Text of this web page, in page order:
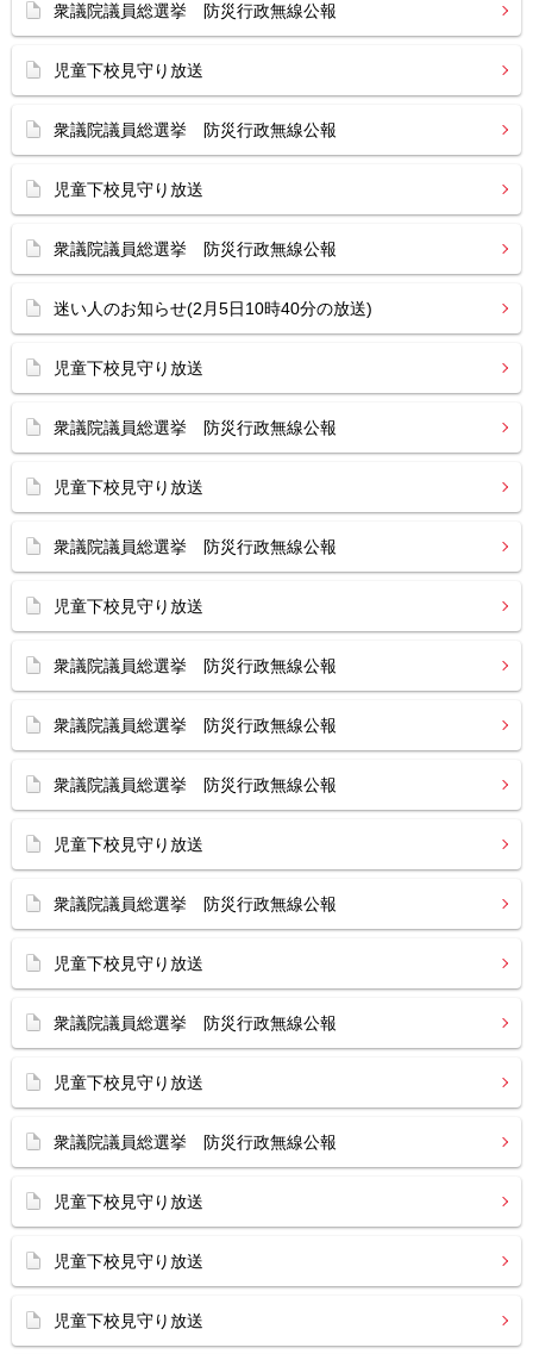
衆議院議員総選挙 防災行政無線公報
児童下校見守り放送
衆議院議員総選挙 防災行政無線公報
児童下校見守り放送
衆議院議員総選挙 防災行政無線公報
迷い人のお知らせ(2月5日10時40分の放送)
児童下校見守り放送
衆議院議員総選挙 防災行政無線公報
児童下校見守り放送
衆議院議員総選挙 防災行政無線公報
児童下校見守り放送
衆議院議員総選挙 防災行政無線公報
衆議院議員総選挙 防災行政無線公報
衆議院議員総選挙 防災行政無線公報
児童下校見守り放送
衆議院議員総選挙 防災行政無線公報
児童下校見守り放送
衆議院議員総選挙 防災行政無線公報
児童下校見守り放送
衆議院議員総選挙 防災行政無線公報
児童下校見守り放送
児童下校見守り放送
児童下校見守り放送